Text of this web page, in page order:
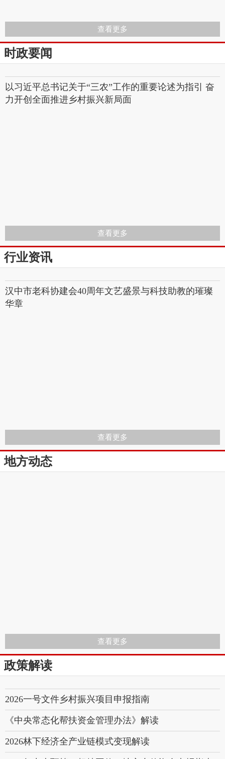
查看更多
时政要闻
以习近平总书记关于“三农”工作的重要论述为指引 奋
力开创全面推进乡村振兴新局面
查看更多
行业资讯
汉中市老科协建会40周年文艺盛景与科技助教的璀璨
华章
查看更多
地方动态
查看更多
政策解读
2026一号文件乡村振兴项目申报指南
《中央常态化帮扶资金管理办法》解读
2026林下经济全产业链模式变现解读